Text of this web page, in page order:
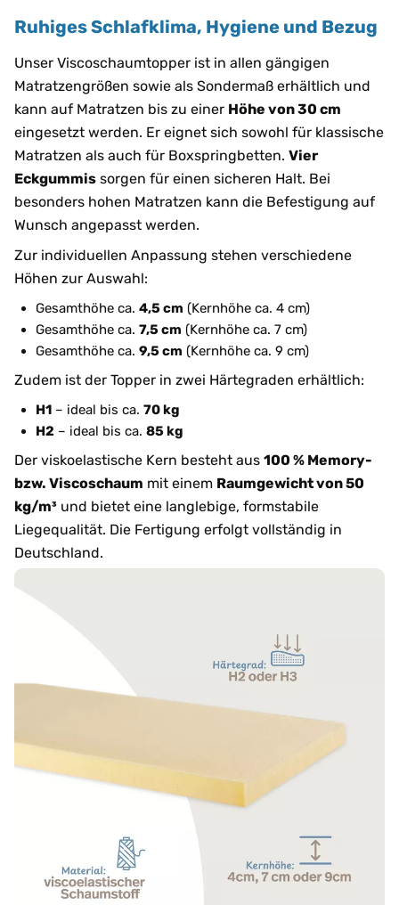
Ruhiges Schlafklima, Hygiene und Bezug
Unser Viscoschaumtopper ist in allen gängigen
Matratzengrößen sowie als Sondermaß erhältlich und
kann auf Matratzen bis zu einer Höhe von 30 cm
eingesetzt werden. Er eignet sich sowohl für klassische
Matratzen als auch für Boxspringbetten. Vier
Eckgummis sorgen für einen sicheren Halt. Bei
besonders hohen Matratzen kann die Befestigung auf
Wunsch angepasst werden.
Zur individuellen Anpassung stehen verschiedene
Höhen zur Auswahl:
Gesamthöhe ca. 4,5 cm (Kernhöhe ca. 4 cm)
Gesamthöhe ca. 7,5 cm (Kernhöhe ca. 7 cm)
Gesamthöhe ca. 9,5 cm (Kernhöhe ca. 9 cm)
Zudem ist der Topper in zwei Härtegraden erhältlich:
H1 – ideal bis ca. 70 kg
H2 – ideal bis ca. 85 kg
Der viskoelastische Kern besteht aus 100 % Memory-
bzw. Viscoschaum mit einem Raumgewicht von 50
kg/m³ und bietet eine langlebige, formstabile
Liegequalität. Die Fertigung erfolgt vollständig in
Deutschland.